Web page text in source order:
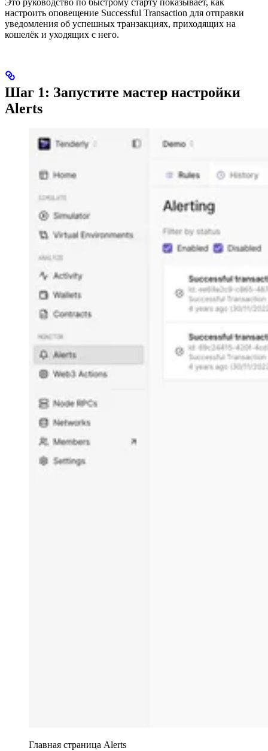
настроить оповещение Successful Transaction для отправки
уведомления об успешных транзакциях, приходящих на
кошелёк и уходящих с него.
Шаг 1: Запустите мастер настройки
Alerts
Главная страница Alerts